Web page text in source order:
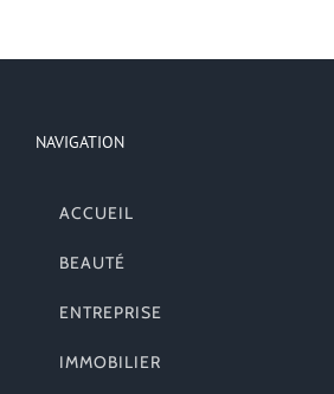
NAVIGATION
ACCUEIL
BEAUTÉ
ENTREPRISE
IMMOBILIER